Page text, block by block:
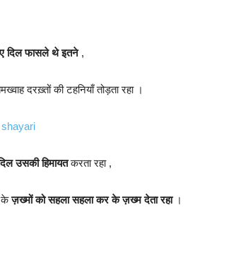
ए दिल फासले थे इतने,
दरख़्तों की टहनियाँ तोड़ता रहा ।
उसकी हिमायतकरता रहा ,
केज़ख्मों को सहला सहला कर के ज़ख्म देता रहा।